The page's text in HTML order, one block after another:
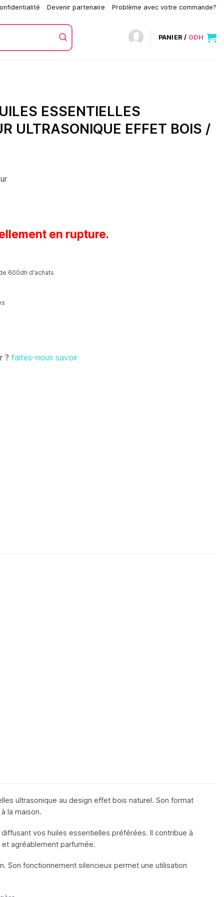
Devenir partenaire Problème avec votre commande?
PANIER / 0DH
ESSENTIELLES
ULTRASONIQUE EFFET BOIS /
en rupture.
600dh d'achats
? faites-nous savoir
ultrasonique au design effet bois naturel. Son format
la maison.
vos huiles essentielles préférées. Il contribue à
agréablement parfumée.
Son fonctionnement silencieux permet une utilisation